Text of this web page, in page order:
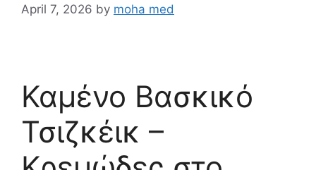
April 7, 2026 by moha med
Καμένο Βασκικό
Τσιζκέικ –